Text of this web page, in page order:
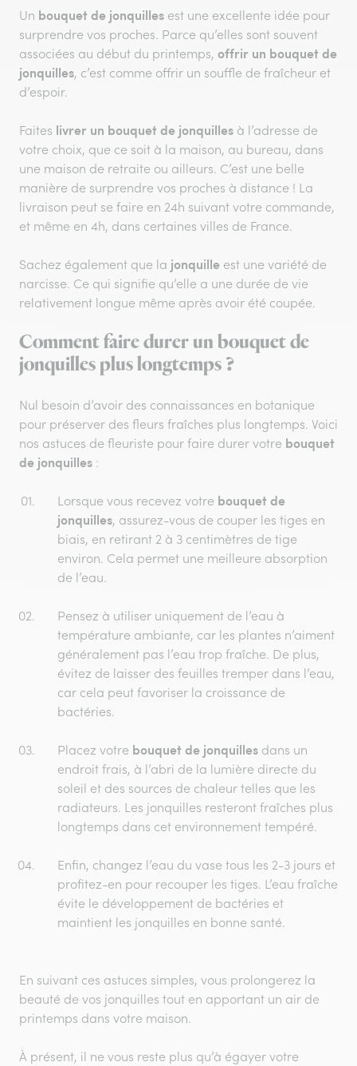
Un bouquet de jonquilles est une excellente idée pour
surprendre vos proches. Parce qu’elles sont souvent
associées au début du printemps, offrir un bouquet de
jonquilles, c’est comme offrir un souffle de fraîcheur et
d’espoir.
Faites livrer un bouquet de jonquilles à l’adresse de
votre choix, que ce soit à la maison, au bureau, dans
une maison de retraite ou ailleurs. C’est une belle
manière de surprendre vos proches à distance ! La
livraison peut se faire en 24h suivant votre commande,
et même en 4h, dans certaines villes de France.
Sachez également que la jonquille est une variété de
narcisse. Ce qui signifie qu’elle a une durée de vie
relativement longue même après avoir été coupée.
Comment faire durer un bouquet de
jonquilles plus longtemps ?
Nul besoin d’avoir des connaissances en botanique
pour préserver des fleurs fraîches plus longtemps. Voici
nos astuces de fleuriste pour faire durer votre bouquet
de jonquilles :
Lorsque vous recevez votre bouquet de
jonquilles, assurez-vous de couper les tiges en
biais, en retirant 2 à 3 centimètres de tige
environ. Cela permet une meilleure absorption
de l’eau.
Pensez à utiliser uniquement de l’eau à
température ambiante, car les plantes n’aiment
généralement pas l’eau trop fraîche. De plus,
évitez de laisser des feuilles tremper dans l’eau,
car cela peut favoriser la croissance de
bactéries.
Placez votre bouquet de jonquilles dans un
endroit frais, à l’abri de la lumière directe du
soleil et des sources de chaleur telles que les
radiateurs. Les jonquilles resteront fraîches plus
longtemps dans cet environnement tempéré.
Enfin, changez l’eau du vase tous les 2-3 jours et
profitez-en pour recouper les tiges. L’eau fraîche
évite le développement de bactéries et
maintient les jonquilles en bonne santé.
En suivant ces astuces simples, vous prolongerez la
beauté de vos jonquilles tout en apportant un air de
printemps dans votre maison.
À présent, il ne vous reste plus qu’à égayer votre